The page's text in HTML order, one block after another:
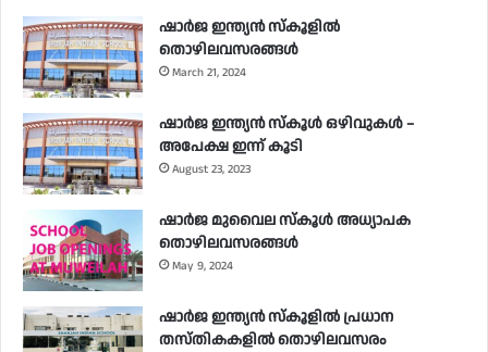
ഷാർജ ഇന്ത്യൻ സ്കൂളിൽ
തൊഴിലവസരങ്ങൾ
March 21, 2024
ഷാർജ ഇന്ത്യൻ സ്‌കൂൾ ഒഴിവുകൾ –
അപേക്ഷ ഇന്ന് കൂടി
August 23, 2023
ഷാർജ മുവൈല സ്‌കൂൾ അധ്യാപക
തൊഴിലവസരങ്ങൾ
May 9, 2024
ഷാർജ ഇന്ത്യൻ സ്‌കൂളിൽ പ്രധാന
തസ്തികകളിൽ തൊഴിലവസരം